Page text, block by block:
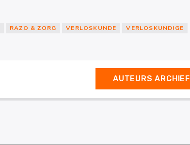
RAZO & ZORG VERLOSKUNDE VERLOSKUNDIGE
AUTEURS ARCHIEF